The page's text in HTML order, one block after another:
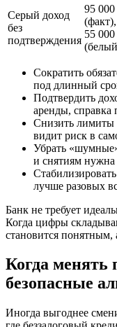
Серый доход
без
подтверждения
95 000
(факт),
55 000
Сократить
под длинный
Подтвердить
аренды, справка
Снизить лимиты
видит риск в
Убрать
и снятиям нужна
лучше разовых
Банк не требует
Когда цифры
становится
Когда менять
безопасные
Иногда выгоднее